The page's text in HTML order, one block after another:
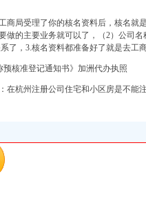
商局受理了你的核名资料后，核名就
做的主要业务就可以了，（2）公司名
了，3.核名资料都准备好了就是去工
核准登记通知书》加洲代办执照
杭州注册公司住宅和小区房是不能注